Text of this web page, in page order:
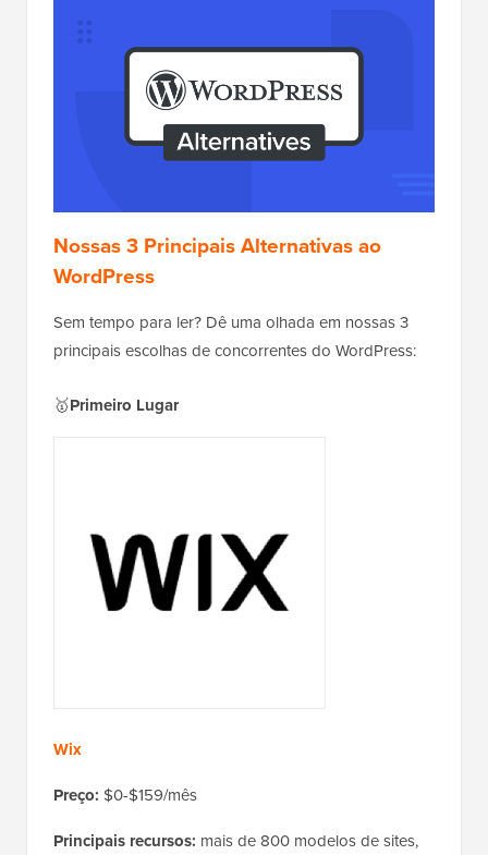
Nossas 3 Principais Alternativas ao
WordPress
Sem tempo para ler? Dê uma olhada em nossas 3
principais escolhas de concorrentes do WordPress:
🥇Primeiro Lugar
Wix
Preço: $0-$159/mês
Principais recursos: mais de 800 modelos de sites,